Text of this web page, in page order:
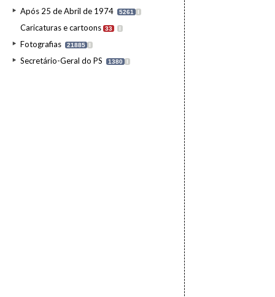
Após 25 de Abril de 1974 5261 I
Caricaturas e cartoons 33 I
Fotografias 21885 I
Secretário-Geral do PS 1380 I